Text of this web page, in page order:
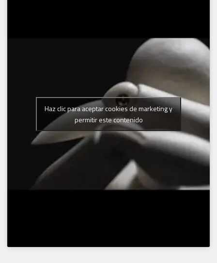
Haz clic para aceptar cookies de marketing y
permitir este contenido